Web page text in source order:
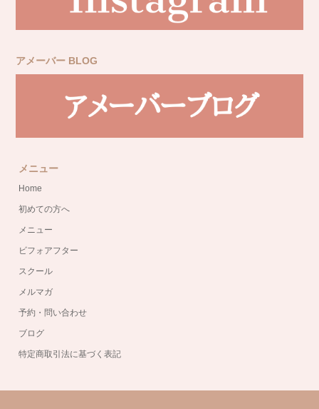
アメーバー BLOG
メニュー
Home
初めての方へ
メニュー
ビフォアフター
スクール
メルマガ
予約・問い合わせ
ブログ
特定商取引法に基づく表記